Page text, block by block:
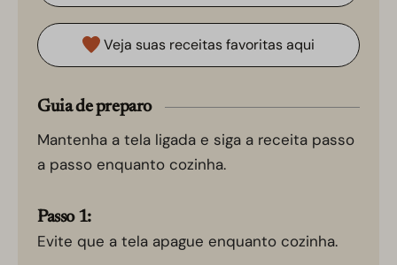
Veja suas receitas favoritas aqui
Guia de preparo
Mantenha a tela ligada e siga a receita passo
a passo enquanto cozinha.
Passo 1:
Evite que a tela apague enquanto cozinha.